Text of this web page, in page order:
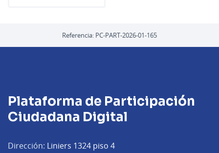
Referencia: PC-PART-2026-01-165
Plataforma de Participación
Ciudadana Digital
Dirección: Liniers 1324 piso 4